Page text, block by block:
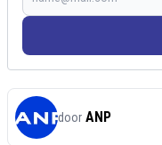
door ANP